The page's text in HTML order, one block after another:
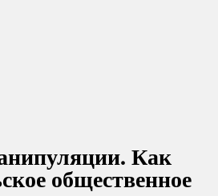
Как
общественное